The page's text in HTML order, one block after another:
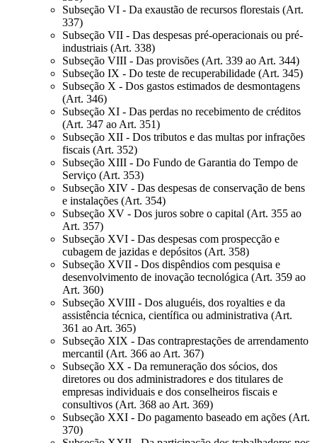
Subseção VI - Da exaustão de recursos florestais (Art.
337)
Subseção VII - Das despesas pré-operacionais ou pré-
industriais (Art. 338)
Subseção VIII - Das provisões (Art. 339 ao Art. 344)
Subseção IX - Do teste de recuperabilidade (Art. 345)
Subseção X - Dos gastos estimados de desmontagens
(Art. 346)
Subseção XI - Das perdas no recebimento de créditos
(Art. 347 ao Art. 351)
Subseção XII - Dos tributos e das multas por infrações
fiscais (Art. 352)
Subseção XIII - Do Fundo de Garantia do Tempo de
Serviço (Art. 353)
Subseção XIV - Das despesas de conservação de bens
e instalações (Art. 354)
Subseção XV - Dos juros sobre o capital (Art. 355 ao
Art. 357)
Subseção XVI - Das despesas com prospecção e
cubagem de jazidas e depósitos (Art. 358)
Subseção XVII - Dos dispêndios com pesquisa e
desenvolvimento de inovação tecnológica (Art. 359 ao
Art. 360)
Subseção XVIII - Dos aluguéis, dos royalties e da
assistência técnica, científica ou administrativa (Art.
361 ao Art. 365)
Subseção XIX - Das contraprestações de arrendamento
mercantil (Art. 366 ao Art. 367)
Subseção XX - Da remuneração dos sócios, dos
diretores ou dos administradores e dos titulares de
empresas individuais e dos conselheiros fiscais e
consultivos (Art. 368 ao Art. 369)
Subseção XXI - Do pagamento baseado em ações (Art.
370)